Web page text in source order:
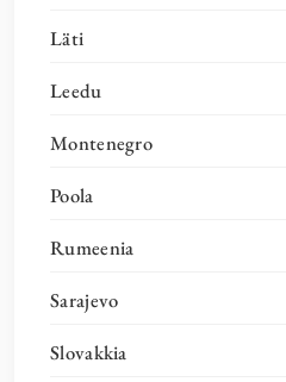
Läti
Leedu
Montenegro
Poola
Rumeenia
Sarajevo
Slovakkia